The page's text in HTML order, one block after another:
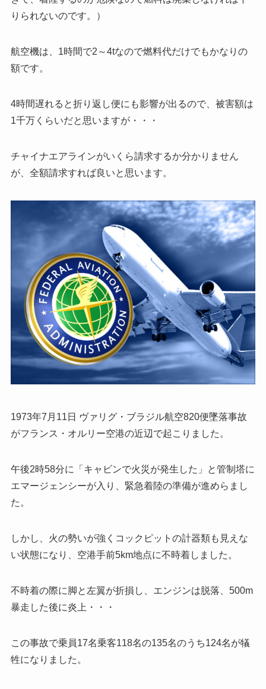
りられないのです。）
航空機は、1時間で2～4tなので燃料代だけでもかなりの
額です。
4時間遅れると折り返し便にも影響が出るので、被害額は
1千万くらいだと思いますが・・・
チャイナエアラインがいくら請求するか分かりません
が、全額請求すれば良いと思います。
1973年7月11日 ヴァリグ・ブラジル航空820便墜落事故
がフランス・オルリー空港の近辺で起こりました。
午後2時58分に「キャビンで火災が発生した」と管制塔に
エマージェンシーが入り、緊急着陸の準備が進めらまし
た。
しかし、火の勢いが強くコックピットの計器類も見えな
い状態になり、空港手前5km地点に不時着しました。
不時着の際に脚と左翼が折損し、エンジンは脱落、500m
暴走した後に炎上・・・
この事故で乗員17名乗客118名の135名のうち124名が犠
牲になりました。